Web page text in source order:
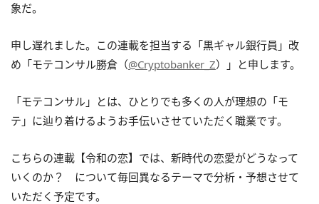
象だ。
申し遅れました。この連載を担当する「黒ギャル銀行員」改
め「モテコンサル勝倉（@Cryptobanker_Z）」と申します。
「モテコンサル」とは、ひとりでも多くの人が理想の「モ
テ」に辿り着けるようお手伝いさせていただく職業です。
こちらの連載【令和の恋】では、新時代の恋愛がどうなって
いくのか？ について毎回異なるテーマで分析・予想させて
いただく予定です。